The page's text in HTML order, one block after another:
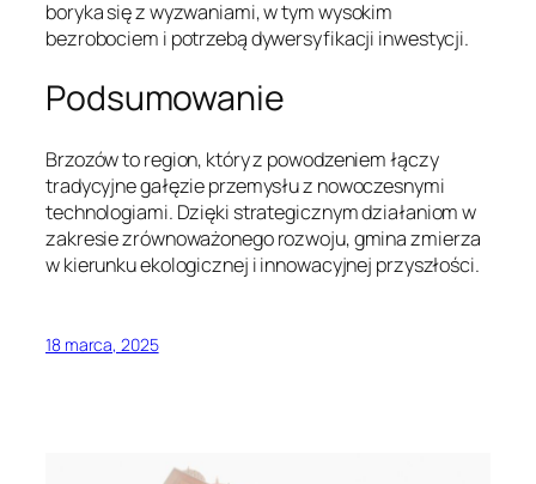
boryka się z wyzwaniami, w tym wysokim
bezrobociem i potrzebą dywersyfikacji inwestycji.
Podsumowanie
Brzozów to region, który z powodzeniem łączy
tradycyjne gałęzie przemysłu z nowoczesnymi
technologiami. Dzięki strategicznym działaniom w
zakresie zrównoważonego rozwoju, gmina zmierza
w kierunku ekologicznej i innowacyjnej przyszłości.
18 marca, 2025